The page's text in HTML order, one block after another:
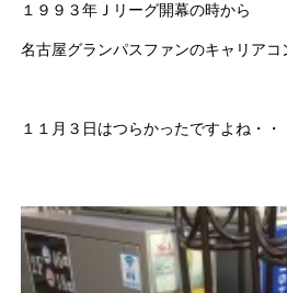
１９９３年Ｊリーグ開幕の時から
名古屋グランパスファンのキャリアコ
１１月３日はつらかったですよね・・